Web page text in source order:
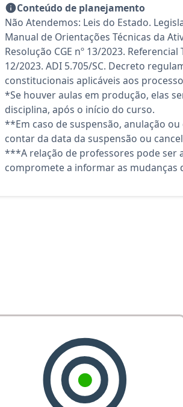
Conteúdo de planejamento
Não Atendemos: Leis do Estado.
Manual de Orientações Técnicas da
Resolução CGE nº 13/2023.
12/2023. ADI 5.705/SC. Decreto
constitucionais aplicáveis aos
*Se houver aulas em produção, elas
disciplina, após o início do curso.
**Em caso de suspensão, anulação
contar da data da suspensão ou
***A relação de professores pode ser
compromete a informar as